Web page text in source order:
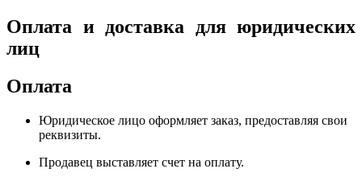
Оплата и доставка для юридических
лиц
Оплата
Юридическое лицо оформляет заказ, предоставляя свои
реквизиты.
Продавец выставляет счет на оплату.